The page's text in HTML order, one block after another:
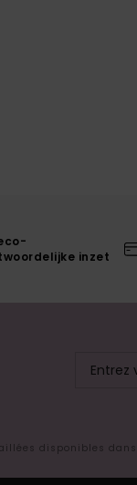
inzet
disponibles